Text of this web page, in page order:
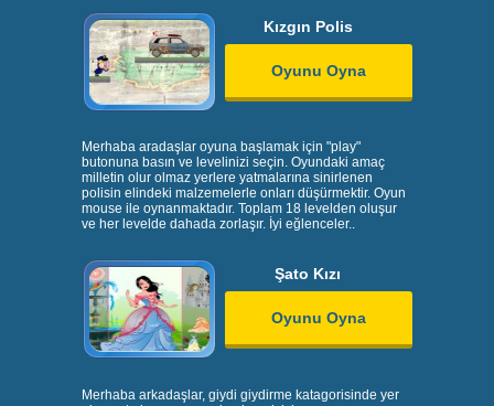
Kızgın Polis
Oyunu Oyna
Merhaba aradaşlar oyuna başlamak için "play"
butonuna basın ve levelinizi seçin. Oyundaki amaç
milletin olur olmaz yerlere yatmalarına sinirlenen
polisin elindeki malzemelerle onları düşürmektir. Oyun
mouse ile oynanmaktadır. Toplam 18 levelden oluşur
ve her levelde dahada zorlaşır. İyi eğlenceler..
Şato Kızı
Oyunu Oyna
Merhaba arkadaşlar, giydi giydirme katagorisinde yer